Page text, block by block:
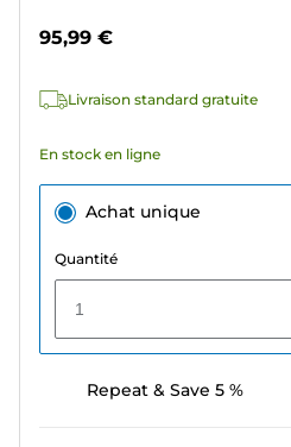
avis
95,99 €
Livraison standard gratuite
En stock en ligne
Achat unique
Quantité
1
Repeat & Save 5 %